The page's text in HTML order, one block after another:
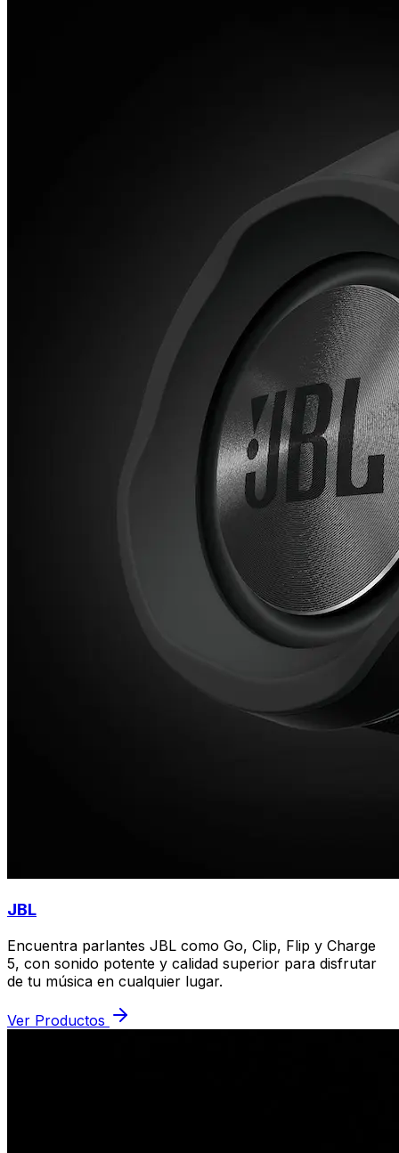
JBL
Encuentra parlantes JBL como Go, Clip, Flip y Charge
5, con sonido potente y calidad superior para disfrutar
de tu música en cualquier lugar.
Ver Productos